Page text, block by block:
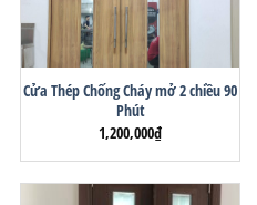
Cửa Thép Chống Cháy mở 2 chiều 90
Phút
1,200,000₫